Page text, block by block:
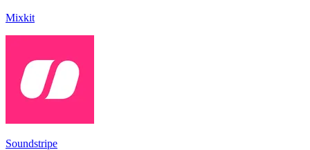
Mixkit
Soundstripe